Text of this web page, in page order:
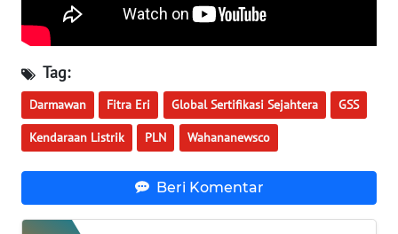
Tag:
Darmawan Fitra Eri Global Sertifikasi Sejahtera GSS
Kendaraan Listrik PLN Wahananewsco
Beri Komentar
WN
TAPANULI
WN
SAMOSIR
WN